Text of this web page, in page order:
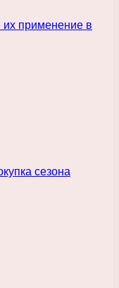
их применение в
сезона